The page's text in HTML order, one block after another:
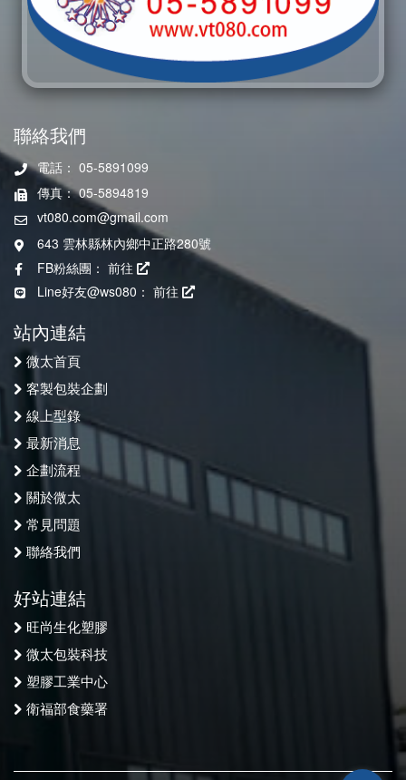
聯絡我們
電話： 05-5891099
傳真： 05-5894819
vt080.com@gmail.com
643 雲林縣林內鄉中正路280號
FB粉絲團： 前往
Line好友@ws080： 前往
站內連結
微太首頁
客製包裝企劃
線上型錄
最新消息
企劃流程
關於微太
常見問題
聯絡我們
好站連結
旺尚生化塑膠
微太包裝科技
塑膠工業中心
衛福部食藥署